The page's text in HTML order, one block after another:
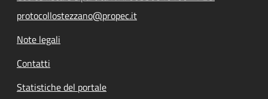
protocollostezzano@propec.it
Note legali
Contatti
Statistiche del portale